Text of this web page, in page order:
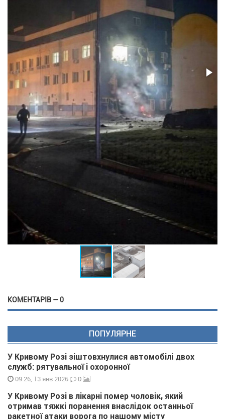
КОМЕНТАРІВ — 0
ПОПУЛЯРНЕ
У Кривому Розі зіштовхнулися автомобілі двох
служб: рятувальної і охоронної
09:26, 13 янв 2026 0
У Кривому Розі в лікарні помер чоловік, який
отримав тяжкі поранення внаслідок останньої
ракетної атаки ворога по нашому місту